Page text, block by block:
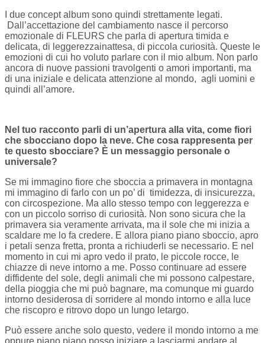
I due concept album sono quindi strettamente legati.
Dall’accettazione del cambiamento nasce il percorso
emozionale di FLEURS che parla di apertura timida e
delicata, di leggerezzainattesa, di piccola curiosità. Queste le
emozioni di cui ho voluto parlare con il mio album. Non parlo
ancora di nuove passioni travolgenti o amori importanti, ma
di una iniziale e delicata attenzione al mondo, agli uomini e
quindi all’amore.
Nel tuo racconto parli di un’apertura alla vita, come fiori
che sbocciano dopo la neve. Che cosa rappresenta per
te questo sbocciare? È un messaggio personale o
universale?
Se mi immagino fiore che sboccia a primavera in montagna
mi immagino di farlo con un po’ di timidezza, di insicurezza,
con circospezione. Ma allo stesso tempo con leggerezza e
con un piccolo sorriso di curiosità. Non sono sicura che la
primavera sia veramente arrivata, ma il sole che mi inizia a
scaldare me lo fa credere. E allora piano piano sboccio, apro
i petali senza fretta, pronta a richiuderli se necessario. E nel
momento in cui mi apro vedo il prato, le piccole rocce, le
chiazze di neve intorno a me. Posso continuare ad essere
diffidente del sole, degli animali che mi possono calpestare,
della pioggia che mi può bagnare, ma comunque mi guardo
intorno desiderosa di sorridere al mondo intorno e alla luce
che riscopro e ritrovo dopo un lungo letargo.
Può essere anche solo questo, vedere il mondo intorno a me
oppure piano piano posso iniziare a lasciarmi andare al